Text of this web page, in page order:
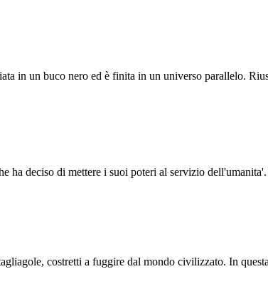
in un buco nero ed è finita in un universo parallelo.
ha deciso di mettere i suoi poteri al servizio
costretti a fuggire dal mondo civilizzato. In